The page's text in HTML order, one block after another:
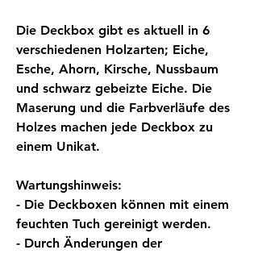
Die Deckbox gibt es aktuell in 6
verschiedenen Holzarten; Eiche,
Esche, Ahorn, Kirsche, Nussbaum
und schwarz gebeizte Eiche. Die
Maserung und die Farbverläufe des
Holzes machen jede Deckbox zu
einem Unikat.
Wartungshinweis:
- Die Deckboxen können mit einem
feuchten Tuch gereinigt werden.
- Durch Änderungen der